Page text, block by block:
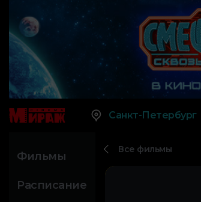
Санкт-Петербург
Фильмы
Расписание
Все фильмы